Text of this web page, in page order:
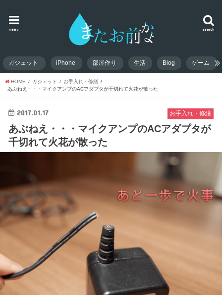
search
menu
ガジェット iPhone 部屋作り 生活 Blog ゲーム
HOME ガジェット
お手入れ・修繕
あぶねえ・・・マイクアンプのACアダプタが千切れて火花が散った
お手入れ・修繕
2017.01.17
あぶねえ・・・マイクアンプのACアダプタが
千切れて火花が散った